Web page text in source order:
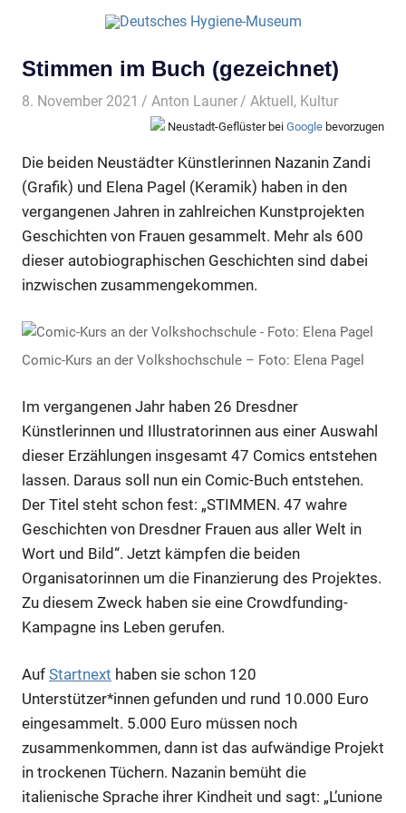
Stimmen im Buch (gezeichnet)
8. November 2021 Anton Launer Aktuell, Kultur
Neustadt-Geflüster bei Google bevorzugen
Die beiden Neustädter Künstlerinnen Nazanin Zandi
(Grafik) und Elena Pagel (Keramik) haben in den
vergangenen Jahren in zahlreichen Kunstprojekten
Geschichten von Frauen gesammelt. Mehr als 600
dieser autobiographischen Geschichten sind dabei
inzwischen zusammengekommen.
Comic-Kurs an der Volkshochschule – Foto: Elena Pagel
Im vergangenen Jahr haben 26 Dresdner
Künstlerinnen und Illustratorinnen aus einer Auswahl
dieser Erzählungen insgesamt 47 Comics entstehen
lassen. Daraus soll nun ein Comic-Buch entstehen.
Der Titel steht schon fest: „STIMMEN. 47 wahre
Geschichten von Dresdner Frauen aus aller Welt in
Wort und Bild“. Jetzt kämpfen die beiden
Organisatorinnen um die Finanzierung des Projektes.
Zu diesem Zweck haben sie eine Crowdfunding-
Kampagne ins Leben gerufen.
Auf Startnext haben sie schon 120
Unterstützer*innen gefunden und rund 10.000 Euro
eingesammelt. 5.000 Euro müssen noch
zusammenkommen, dann ist das aufwändige Projekt
in trockenen Tüchern. Nazanin bemüht die
italienische Sprache ihrer Kindheit und sagt: „L’unione